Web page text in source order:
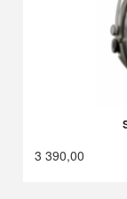
3 390,00